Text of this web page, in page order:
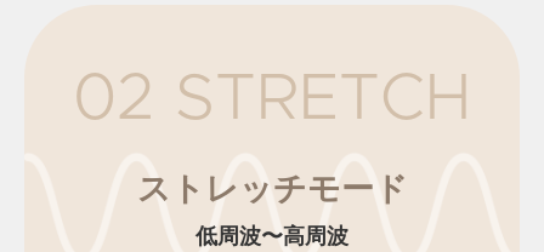
02 STRETCH
ストレッチモード
低周波〜高周波